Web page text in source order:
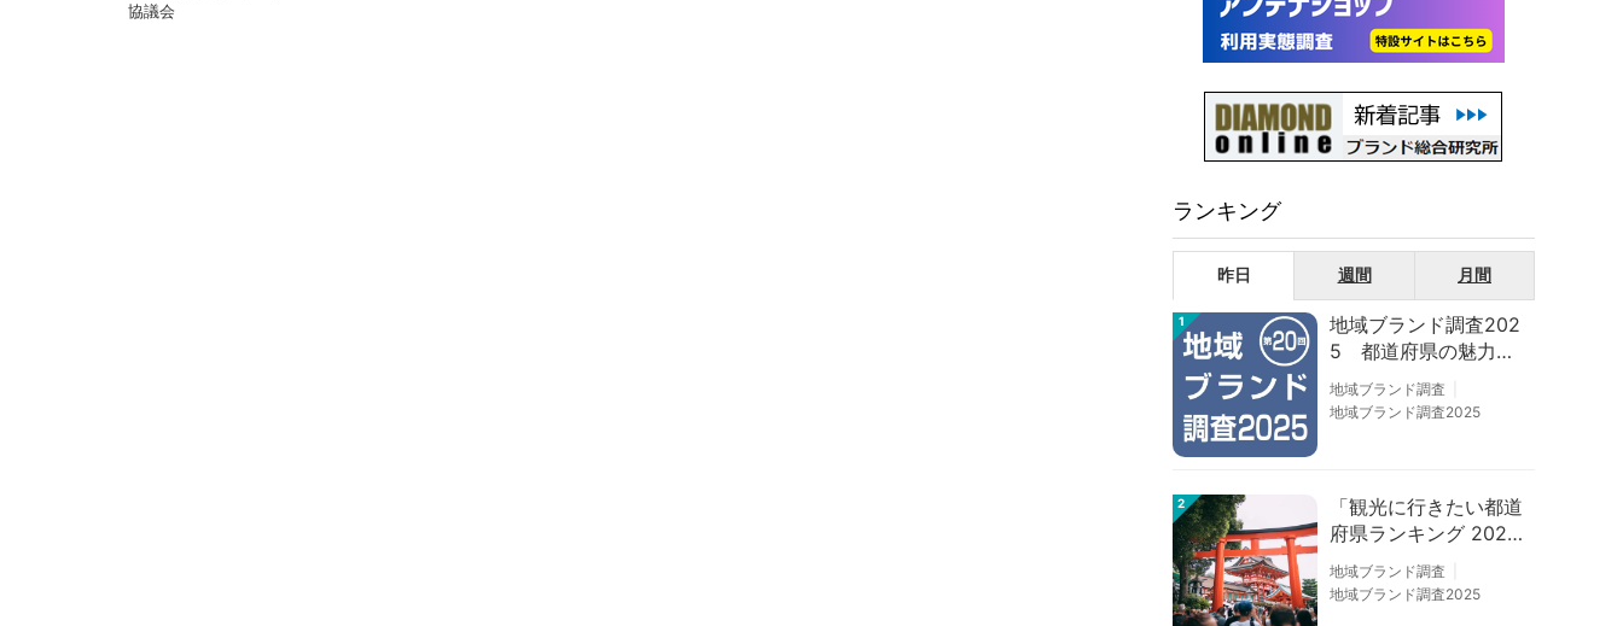
協議会
ランキング
昨日 週間 月間
1
地域ブランド調査202
5 都道府県の魅力度
等調査結果
地域ブランド調査
地域ブランド調査2025
2
「観光に行きたい都道
府県ランキング 202
6」京都は低下、神奈
川上昇
地域ブランド調査
地域ブランド調査2025